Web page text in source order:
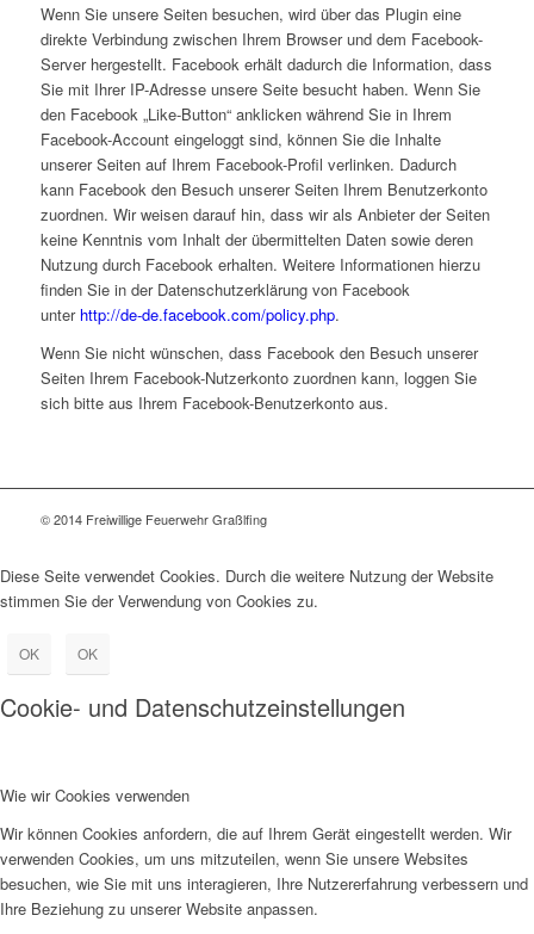
Wenn Sie unsere Seiten besuchen, wird über das Plugin eine
direkte Verbindung zwischen Ihrem Browser und dem Facebook-
Server hergestellt. Facebook erhält dadurch die Information, dass
Sie mit Ihrer IP-Adresse unsere Seite besucht haben. Wenn Sie
den Facebook „Like-Button“ anklicken während Sie in Ihrem
Facebook-Account eingeloggt sind, können Sie die Inhalte
unserer Seiten auf Ihrem Facebook-Profil verlinken. Dadurch
kann Facebook den Besuch unserer Seiten Ihrem Benutzerkonto
zuordnen. Wir weisen darauf hin, dass wir als Anbieter der Seiten
keine Kenntnis vom Inhalt der übermittelten Daten sowie deren
Nutzung durch Facebook erhalten. Weitere Informationen hierzu
finden Sie in der Datenschutzerklärung von Facebook
unter http://de-de.facebook.com/policy.php.
Wenn Sie nicht wünschen, dass Facebook den Besuch unserer
Seiten Ihrem Facebook-Nutzerkonto zuordnen kann, loggen Sie
sich bitte aus Ihrem Facebook-Benutzerkonto aus.
© 2014 Freiwillige Feuerwehr Graßlfing
Diese Seite verwendet Cookies. Durch die weitere Nutzung der Website
stimmen Sie der Verwendung von Cookies zu.
OK OK
Cookie- und Datenschutzeinstellungen
Wie wir Cookies verwenden
Wir können Cookies anfordern, die auf Ihrem Gerät eingestellt werden. Wir
verwenden Cookies, um uns mitzuteilen, wenn Sie unsere Websites
besuchen, wie Sie mit uns interagieren, Ihre Nutzererfahrung verbessern und
Ihre Beziehung zu unserer Website anpassen.